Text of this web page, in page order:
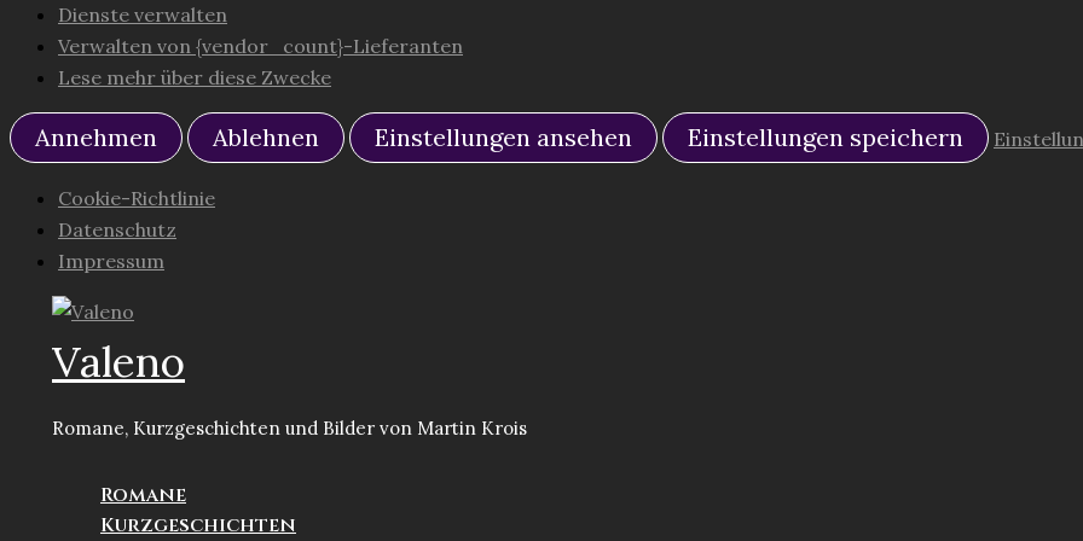
Dienste verwalten
Verwalten von {vendor_count}-Lieferanten
Lese mehr über diese Zwecke
Annehmen Ablehnen Einstellungen ansehen Einstellungen speichern
Cookie-Richtlinie
Datenschutz
Impressum
springen
Valeno
Romane, Kurzgeschichten und Bilder von Martin Krois
Romane
Kurzgeschichten